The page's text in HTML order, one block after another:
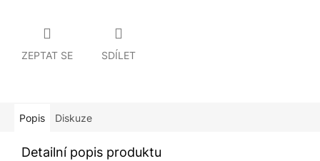
ZEPTAT SE SDÍLET
Popis Diskuze
Detailní popis produktu